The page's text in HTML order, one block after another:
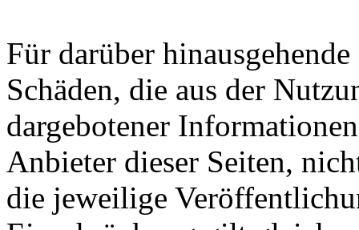
Für darüber
Schäden, die aus der
dargebotener
Anbieter dieser Seiten,
die jeweilige